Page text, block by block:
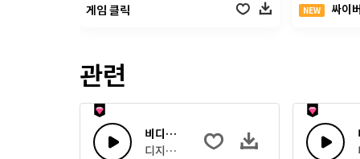
게임 클릭 NEW 싸이
관련
비디오 게임 08
디지털 톤 원샷